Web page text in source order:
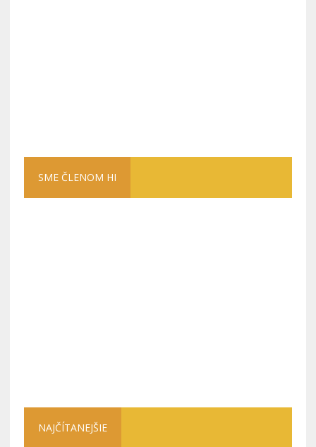
SME ČLENOM HI
NAJČÍTANEJŠIE